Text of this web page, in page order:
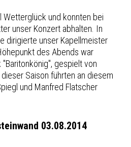
Wetterglück und konnten bei
unser Konzert abhalten. In
dirigierte unser Kapellmeister
des Abends war
gespielt von
Saison führten an diesem
und Manfred Flatscher
03.08.2014